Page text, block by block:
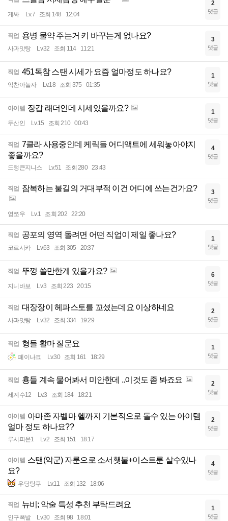
게싸 Lv.7 조회 148 12:04
2
댓글
직업 용병 물약 주는거 키 바꾸는게 없나요?
사과맛탕 Lv.32 조회 114 11:21
3
댓글
직업 451독참 스탠 시세가 요즘 얼마정도 하나요?
익찬아놀자 Lv.18 조회 375 01:35
1
댓글
아이템 장갑 래더인데 시세있을까요?
두산인 Lv.15 조회 210 00:43
1
댓글
직업 7클라 사용중인데 케릭들 어디액트에 세워놓아야지
좋을까요?
드렁큰지니스 Lv.51 조회 280 23:43
4
댓글
직업 잠복하는 불길의 거대부적 이건 어디에 쓰는건가요?
영쪼우 Lv.1 조회 202 22:20
3
댓글
직업 공포의 영역 돌려면 어떤 직업이 제일 좋나요?
코르시카 Lv.63 조회 305 20:37
1
댓글
직업 뚜껑 쓸만한게 있을가요?
지니바보 Lv.3 조회 223 20:15
6
댓글
직업 대장장이 헤파스토를 꼬셨는데요 이상하네요
사과맛탕 Lv.32 조회 334 19:29
2
댓글
직업 형들 활마 질문요
페이나크 Lv.30 조회 161 18:29
1
댓글
직업 횽들 계속 물어봐서 미안한데 ..이것도 좀 봐죠요
세계수12 Lv.3 조회 184 18:21
2
댓글
아이템 아마존 자벨마 헬까지 기본적으로 돌수 있는 아이템
얼마 정도 하나요??
루시피온1 Lv.2 조회 151 18:17
2
댓글
아이템 스탠(악군) 자룬으로 소서횃불+이스트룬 살수있나
요?
우당탕쿠 Lv.11 조회 132 18:06
4
댓글
직업 뉴비; 악술 특성 추천 부탁드려요
인구폭발 Lv.30 조회 98 18:01
1
댓글